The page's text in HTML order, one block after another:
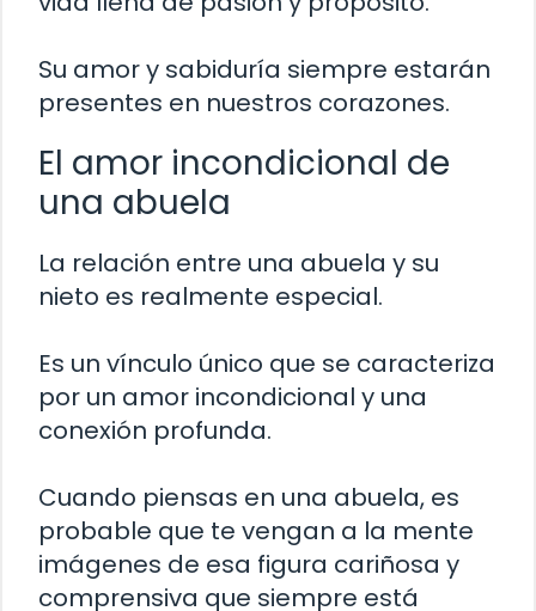
Su amor y sabiduría siempre estarán
presentes en nuestros corazones.
El amor incondicional de
una abuela
La relación entre una abuela y su
nieto es realmente especial.
Es un vínculo único que se caracteriza
por un amor incondicional y una
conexión profunda.
Cuando piensas en una abuela, es
probable que te vengan a la mente
imágenes de esa figura cariñosa y
comprensiva que siempre está